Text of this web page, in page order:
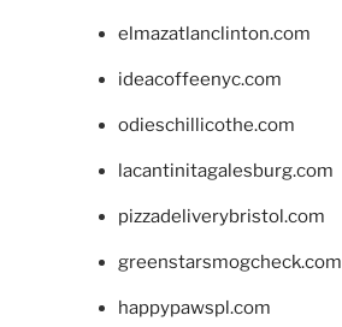
elmazatlanclinton.com
ideacoffeenyc.com
odieschillicothe.com
lacantinitagalesburg.com
pizzadeliverybristol.com
greenstarsmogcheck.com
happypawspl.com